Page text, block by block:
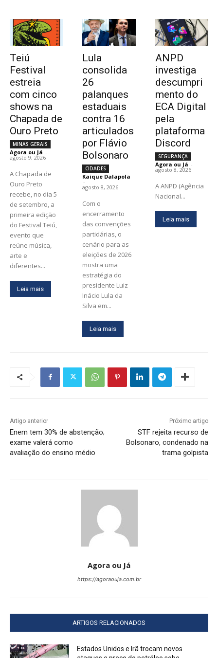
Teiú
Festival
estreia
com cinco
shows na
Chapada de
Ouro Preto
MINAS GERAIS
Agora ou Já -
agosto 9, 2026
A Chapada de
Ouro Preto
recebe, no dia 5
de setembro, a
primeira edição
do Festival Teiú,
evento que
reúne música,
arte e
diferentes...
Leia mais
Lula
consolida
26
palanques
estaduais
contra 16
articulados
por Flávio
Bolsonaro
CIDADES
Kaique Dalapola
-
agosto 8, 2026
Com o
encerramento
das convenções
partidárias, o
cenário para as
eleições de 2026
mostra uma
estratégia do
presidente Luiz
Inácio Lula da
Silva em...
Leia mais
ANPD
investiga
descumpri
mento do
ECA Digital
pela
plataforma
Discord
SEGURANÇA
Agora ou Já -
agosto 8, 2026
A ANPD (Agência
Nacional...
Leia mais
Artigo anterior
Enem tem 30% de abstenção;
exame valerá como
avaliação do ensino médio
Próximo artigo
STF rejeita recurso de
Bolsonaro, condenado na
trama golpista
Agora ou Já
https://agoraouja.com.br
ARTIGOS RELACIONADOS
Estados Unidos e Irã trocam novos